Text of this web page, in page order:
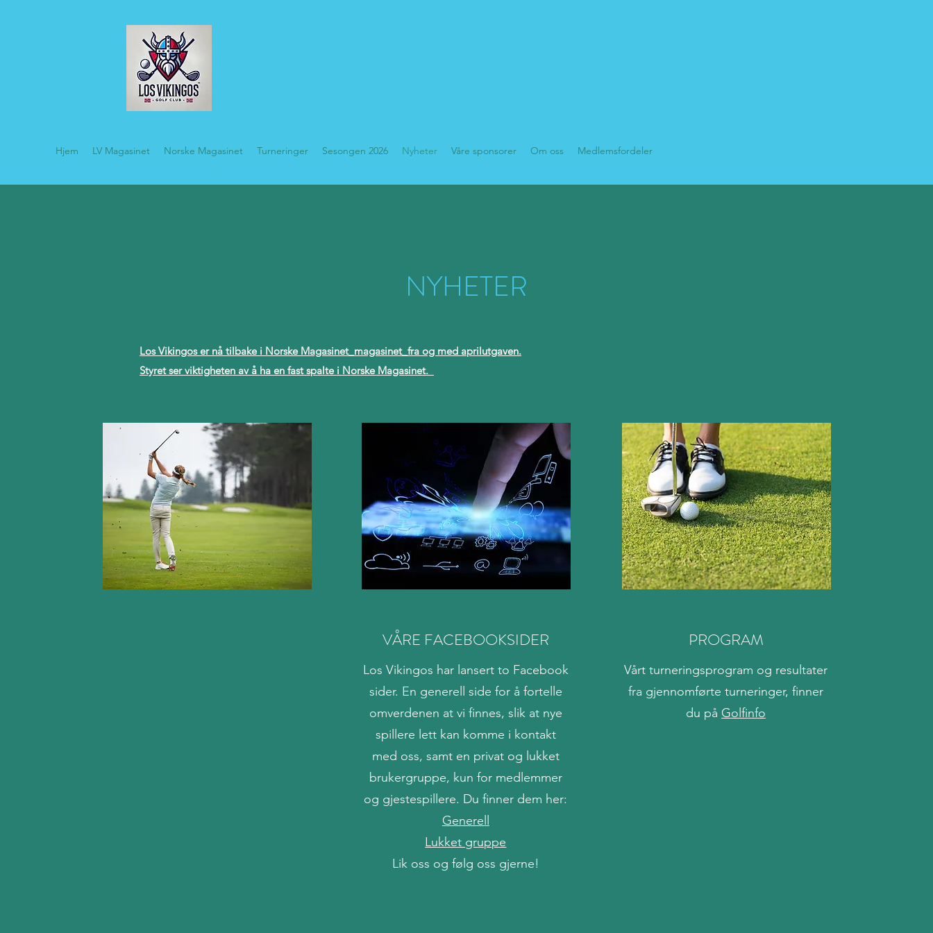
Hjem LV Magasinet Norske Magasinet Turneringer Sesongen 2026 Nyheter Våre sponsorer Om oss Medlemsfordeler
NYHETER
Los Vikingos er nå tilbake i Norske Magasinet_magasinet_fra og med aprilutgaven.
Styret ser viktigheten av å ha en fast spalte i Norske Magasinet.
VÅRE FACEBOOKSIDER
Los Vikingos har lansert to Facebook
sider. En generell side for å fortelle
omverdenen at vi finnes, slik at nye
spillere lett kan komme i kontakt
med oss, samt en privat og lukket
brukergruppe, kun for medlemmer
og gjestespillere. Du finner dem her:
Generell
Lukket gruppe
Lik oss og følg oss gjerne!
PROGRAM
Vårt turneringsprogram og resultater
fra gjennomførte turneringer, finner
du på Golfinfo